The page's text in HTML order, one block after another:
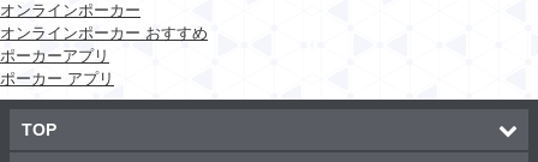
オンラインポーカー
オンラインポーカー おすすめ
ポーカーアプリ
ポーカー アプリ
TOP